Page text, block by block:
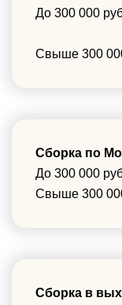
До 300 000
Свыше 300
Сборка по
До 300 000
Свыше 300
Сборка в